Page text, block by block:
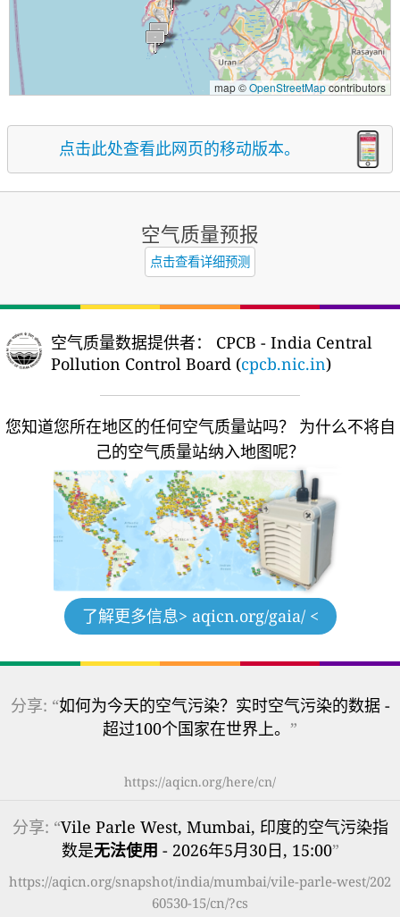
map ©OpenStreetMapcontributors
点击此处查看此网页的移动版本。
空气质量预报
点击查看详细预测
空气质量数据提供者：
CPCB - India Central
Pollution Control Board (cpcb.nic.in)
您知道您所在地区的任何空气质量站吗？
为什么不将自
己的空气质量站纳入地图呢？
了解更多信息> aqicn.org/gaia/ <
分享: “如何为今天的空气污染？实时空气污染的数据 -
超过100个国家在世界上。 ”
https://aqicn.org/here/cn/
分享: “Vile Parle West, Mumbai, 印度的空气污染指
数是无法使用 - 2026年5月30日, 15:00”
https://aqicn.org/snapshot/india/mumbai/vile-parle-west/202
60530-15/cn/?cs